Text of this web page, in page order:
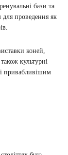
бази та
проведення як
коней,
культурні
привабливішим